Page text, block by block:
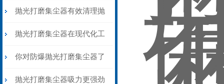
大提高工作效率和安全性
抛光打磨集尘器有效清理抛
光打磨过程中产生的粉尘
抛光打磨集尘器在现代化工
业发展中扮演着重要的角色
你对防爆抛光打磨集尘器了
解多少？
抛光打磨集尘器吸力更强劲